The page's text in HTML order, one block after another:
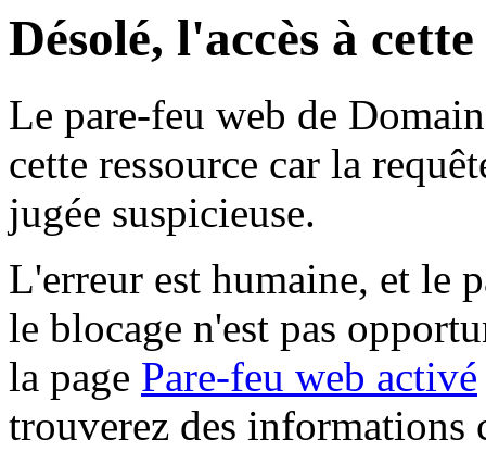
Désolé, l'accès à
Le pare-feu web de
cette ressource car la
jugée suspicieuse.
L'erreur est humaine, et le
le blocage n'est pas
la page Pare-feu web activé
trouverez des informations